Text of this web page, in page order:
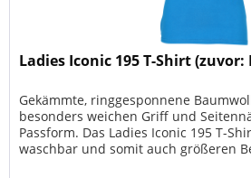
Ladies Iconic 195 T-Shirt (zuvor:
Gekämmte, ringgesponnene
besonders weichen Griff und
Passform. Das Ladies Iconic 195 T-
waschbar und somit auch größeren